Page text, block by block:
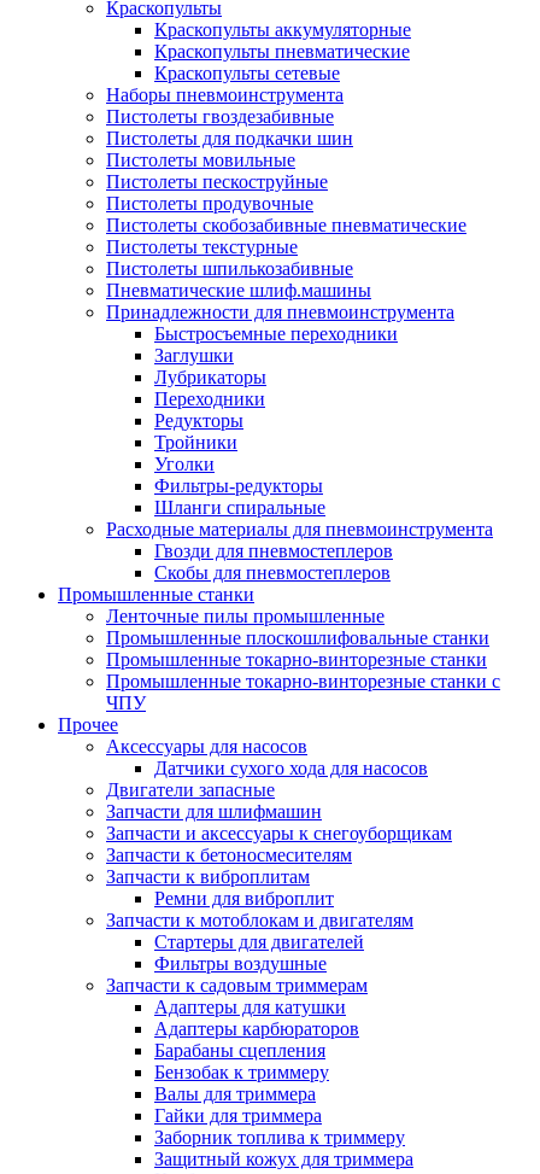
Краскопульты
Краскопульты аккумуляторные
Краскопульты пневматические
Краскопульты сетевые
Наборы пневмоинструмента
Пистолеты гвоздезабивные
Пистолеты для подкачки шин
Пистолеты мовильные
Пистолеты пескоструйные
Пистолеты продувочные
Пистолеты скобозабивные пневматические
Пистолеты текстурные
Пистолеты шпилькозабивные
Пневматические шлиф.машины
Принадлежности для пневмоинструмента
Быстросъемные переходники
Заглушки
Лубрикаторы
Переходники
Редукторы
Тройники
Уголки
Фильтры-редукторы
Шланги спиральные
Расходные материалы для пневмоинструмента
Гвозди для пневмостеплеров
Скобы для пневмостеплеров
Промышленные станки
Ленточные пилы промышленные
Промышленные плоскошлифовальные станки
Промышленные токарно-винторезные станки
Промышленные токарно-винторезные станки с
ЧПУ
Прочее
Аксессуары для насосов
Датчики сухого хода для насосов
Двигатели запасные
Запчасти для шлифмашин
Запчасти и аксессуары к снегоуборщикам
Запчасти к бетоносмесителям
Запчасти к виброплитам
Ремни для виброплит
Запчасти к мотоблокам и двигателям
Стартеры для двигателей
Фильтры воздушные
Запчасти к садовым триммерам
Адаптеры для катушки
Адаптеры карбюраторов
Барабаны сцепления
Бензобак к триммеру
Валы для триммера
Гайки для триммера
Заборник топлива к триммеру
Защитный кожух для триммера